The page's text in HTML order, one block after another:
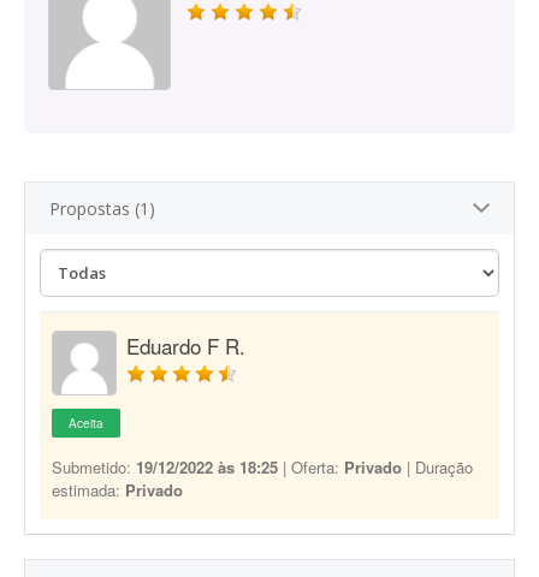
Propostas (1)
Eduardo F R.
Aceita
Submetido: 19/12/2022 às 18:25 | Oferta: Privado | Duração
estimada: Privado